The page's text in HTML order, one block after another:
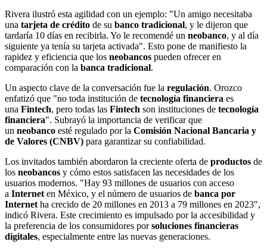
Rivera ilustró esta agilidad con un ejemplo: "Un amigo necesitaba
una tarjeta de crédito de su banco tradicional, y le dijeron que
tardaría 10 días en recibirla. Yo le recomendé un neobanco, y al día
siguiente ya tenía su tarjeta activada". Esto pone de manifiesto la
rapidez y eficiencia que los neobancos pueden ofrecer en
comparación con la banca tradicional.
Un aspecto clave de la conversación fue la regulación. Orozco
enfatizó que "no toda institución de tecnología financiera es
una Fintech, pero todas las Fintech son instituciones de tecnología
financiera". Subrayó la importancia de verificar que
un neobanco esté regulado por la Comisión Nacional Bancaria y
de Valores (CNBV) para garantizar su confiabilidad.
Los invitados también abordaron la creciente oferta de productos de
los neobancos y cómo estos satisfacen las necesidades de los
usuarios modernos. "Hay 93 millones de usuarios con acceso
a Interneten México, y el número de usuarios de banca por
Internetha crecido de 20 millones en 2013 a 79 millones en 2023",
indicó Rivera. Este crecimiento es impulsado por la accesibilidad y
la preferencia de los consumidores porsoluciones financieras
digitales, especialmente entre las nuevas generaciones.